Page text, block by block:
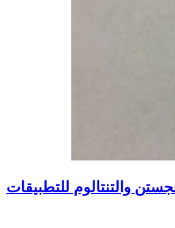
والتنتالوم للتطبيقات